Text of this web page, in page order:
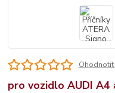
pro vozidlo AUDI